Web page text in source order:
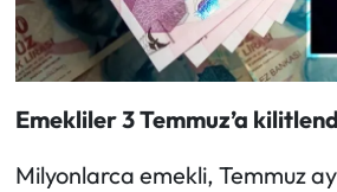
Emekliler 3 Temmuz’a
Milyonlarca emekli, Temmuz